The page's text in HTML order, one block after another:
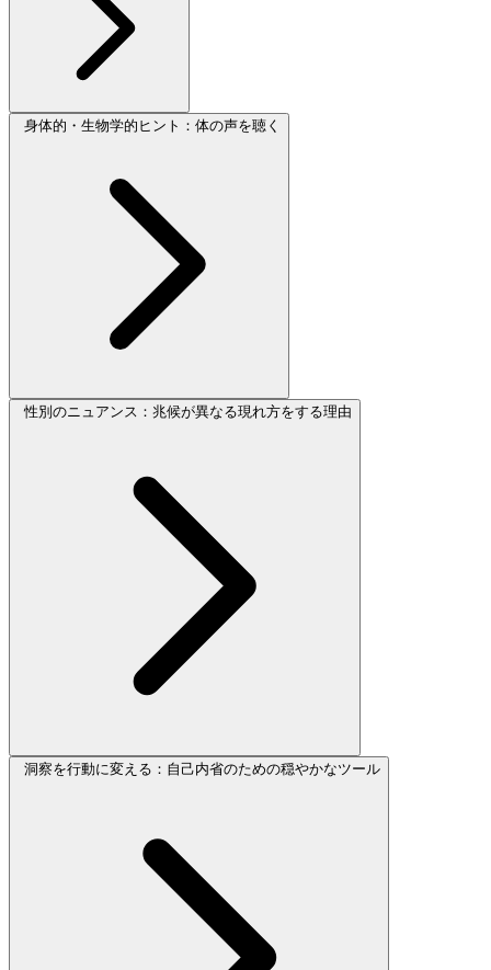
身体的・生物学的ヒント：体の声を聴く
性別のニュアンス：兆候が異なる現れ方をする理由
洞察を行動に変える：自己内省のための穏やかなツール